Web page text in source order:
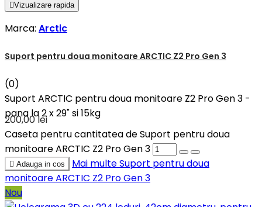
Vizualizare rapida
Marca: Arctic
Suport pentru doua monitoare ARCTIC Z2 Pro Gen 3
(0)
Suport ARCTIC pentru doua monitoare Z2 Pro Gen 3 -
pana la 2 x 29" si 15kg
200,00 lei
Caseta pentru cantitatea de Suport pentru doua
monitoare ARCTIC Z2 Pro Gen 3
 Adauga in cos Mai multeSuport pentru doua
monitoare ARCTIC Z2 Pro Gen 3
Nou